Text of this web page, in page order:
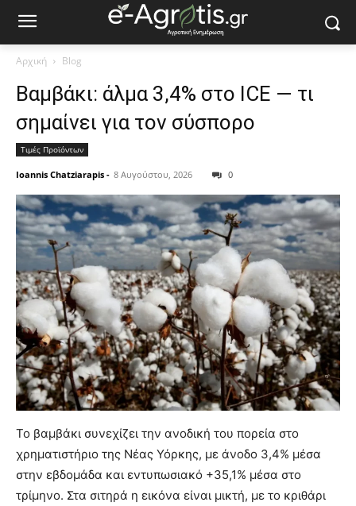
Αρχική Blog
Βαμβάκι: άλμα 3,4% στο ICE — τι
σημαίνει για τον σύσπορο
Τιμές Προϊόντων
Ioannis Chatziarapis - 8 Αυγούστου, 2026 0
Το βαμβάκι συνεχίζει την ανοδική του πορεία στο
χρηματιστήριο της Νέας Υόρκης, με άνοδο 3,4% μέσα
στην εβδομάδα και εντυπωσιακό +35,1% μέσα στο
τρίμηνο. Στα σιτηρά η εικόνα είναι μικτή, με το κριθάρι